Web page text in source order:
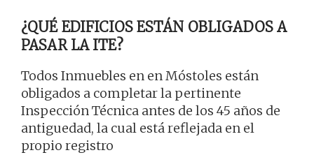
¿QUÉ EDIFICIOS ESTÁN OBLIGADOS A
PASAR LA ITE?
Todos Inmuebles en en Móstoles están
obligados a completar la pertinente
Inspección Técnica antes de los 45 años de
antiguedad, la cual está reflejada en el
propio registro